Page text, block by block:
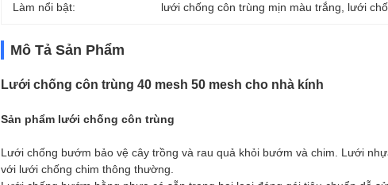
Làm nổi bật: lưới chống côn trùng mịn màu trắng lưới
Mô Tả Sản Phẩm
Lưới chống côn trùng 40 mesh 50 mesh cho nhà kính
Sản phẩm lưới chống côn trùng
Lưới chống bướm bảo vệ cây trồng và rau quả khỏi bướm và chim. Lưới
với lưới chống chim thông thường.